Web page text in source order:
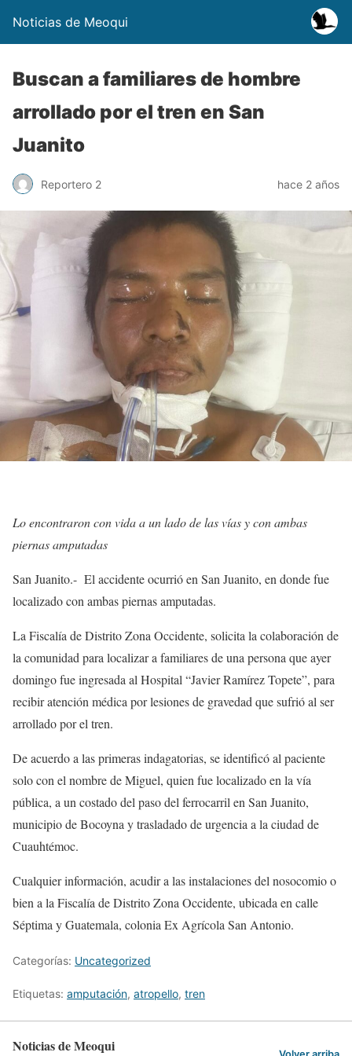
Noticias de Meoqui
Buscan a familiares de hombre
arrollado por el tren en San
Juanito
Reportero 2 hace 2 años
Lo encontraron con vida a un lado de las vías y con ambas
piernas amputadas
San Juanito.- El accidente ocurrió en San Juanito, en donde fue
localizado con ambas piernas amputadas.
La Fiscalía de Distrito Zona Occidente, solicita la colaboración de
la comunidad para localizar a familiares de una persona que ayer
domingo fue ingresada al Hospital “Javier Ramírez Topete”, para
recibir atención médica por lesiones de gravedad que sufrió al ser
arrollado por el tren.
De acuerdo a las primeras indagatorias, se identificó al paciente
solo con el nombre de Miguel, quien fue localizado en la vía
pública, a un costado del paso del ferrocarril en San Juanito,
municipio de Bocoyna y trasladado de urgencia a la ciudad de
Cuauhtémoc.
Cualquier información, acudir a las instalaciones del nosocomio o
bien a la Fiscalía de Distrito Zona Occidente, ubicada en calle
Séptima y Guatemala, colonia Ex Agrícola San Antonio.
Categorías: Uncategorized
Etiquetas: amputación, atropello, tren
Noticias de Meoqui